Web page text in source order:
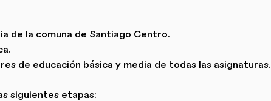
de la comuna de Santiago Centro.
de educación básica y media de todas las asignaturas.
siguientes etapas: